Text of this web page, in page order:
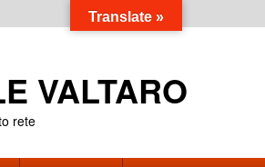
VALTARO
rete
Translate »